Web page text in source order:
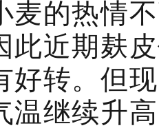
麦的热情
此近期麸
好转。但
温继续升